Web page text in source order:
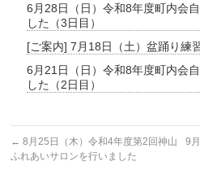
6月28日（日）令和8年度町内会
した（3日目）
[ご案内] 7月18日（土）盆踊り練
6月21日（日）令和8年度町内会
した（2日目）
← 8月25日（木）令和4年度第2回神山
ふれあいサロンを行いました
9